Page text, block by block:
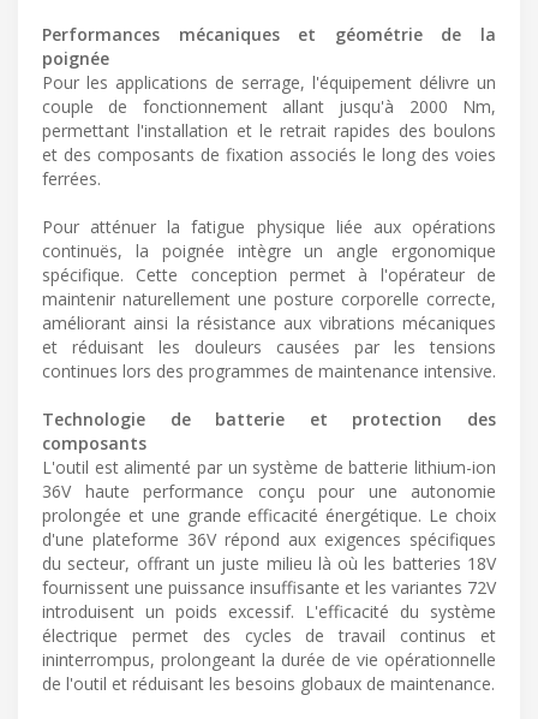
Performances mécaniques et géométrie de la
poignée
Pour les applications de serrage, l'équipement délivre un
couple de fonctionnement allant jusqu'à 2000 Nm,
permettant l'installation et le retrait rapides des boulons
et des composants de fixation associés le long des voies
ferrées.
Pour atténuer la fatigue physique liée aux opérations
continuës, la poignée intègre un angle ergonomique
spécifique. Cette conception permet à l'opérateur de
maintenir naturellement une posture corporelle correcte,
améliorant ainsi la résistance aux vibrations mécaniques
et réduisant les douleurs causées par les tensions
continues lors des programmes de maintenance intensive.
Technologie de batterie et protection des
composants
L'outil est alimenté par un système de batterie lithium-ion
36V haute performance conçu pour une autonomie
prolongée et une grande efficacité énergétique. Le choix
d'une plateforme 36V répond aux exigences spécifiques
du secteur, offrant un juste milieu là où les batteries 18V
fournissent une puissance insuffisante et les variantes 72V
introduisent un poids excessif. L'efficacité du système
électrique permet des cycles de travail continus et
ininterrompus, prolongeant la durée de vie opérationnelle
de l'outil et réduisant les besoins globaux de maintenance.